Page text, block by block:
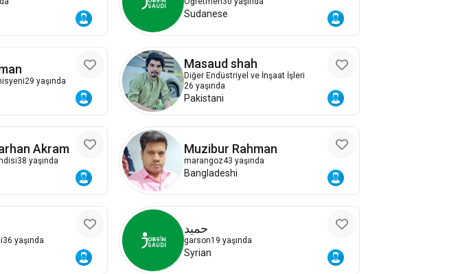
Sudanese
29 yaşında
Masaud shah
Diğer Endüstriyel ve İnşaat İşleri
26 yaşında
Pakistani
Akram
38 yaşında
Muzibur Rahman
marangoz43 yaşında
Bangladeshi
36 yaşında
حميد
garson19 yaşında
Syrian